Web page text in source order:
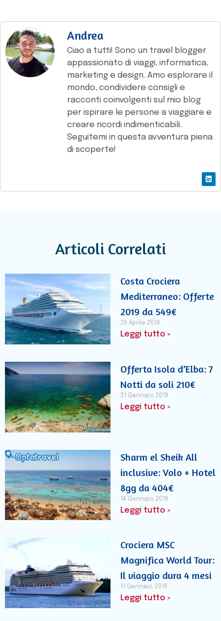
Andrea
Ciao a tutti! Sono un travel blogger
appassionato di viaggi, informatica,
marketing e design. Amo esplorare il
mondo, condividere consigli e
racconti coinvolgenti sul mio blog
per ispirare le persone a viaggiare e
creare ricordi indimenticabili.
Seguitemi in questa avventura piena
di scoperte!
Articoli Correlati
Costa Crociera
Mediterraneo: Offerte
2019 da 549€
26 Aprile 2019
Leggi tutto »
Offerta Isola d’Elba: 7
Notti da soli 210€
31 Gennaio 2019
Leggi tutto »
Sharm el Sheik All
inclusive: Volo + Hotel
8gg da 404€
14 Gennaio 2019
Leggi tutto »
Crociera MSC
Magnifica World Tour:
Il viaggio dura 4 mesi
11 Gennaio 2019
Leggi tutto »